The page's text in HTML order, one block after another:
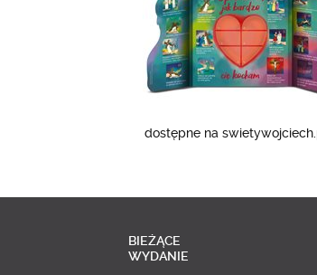
dostępne na
BIEŻĄCE
WYDANIE